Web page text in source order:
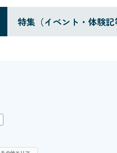
特集（イベント・体験記